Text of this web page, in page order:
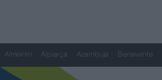
Almeirim Alpiarça Azambuja Benavente